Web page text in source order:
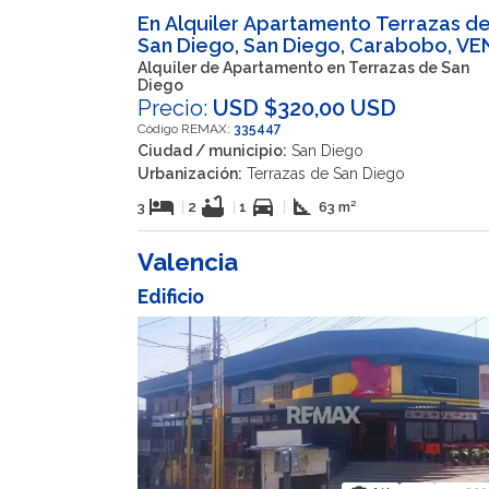
En Alquiler Apartamento Terrazas
San Diego, San Diego, Carabobo,
Alquiler de Apartamento en Terrazas de San
Diego
Precio: USD $320,00 USD
Código REMAX: 335447
Ciudad / municipio: San Diego
Urbanización: Terrazas de San Diego
3 hotel | 2 bathtub | 1 directions_car | square_foot 63 m²
Valencia
Edificio